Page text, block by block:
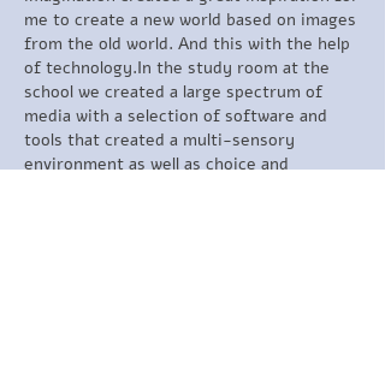
me to create a new world based on images
from the old world. And this with the help
of technology.In the study room at the
school we created a large spectrum of
media with a selection of software and
tools that created a multi-sensory
environment as well as choice and